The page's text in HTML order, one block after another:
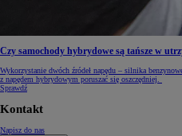
Czy samochody hybrydowe są tańsze w
Wykorzystanie dwóch źródeł napędu – silnika
z napędem hybrydowym poruszać się oszczędniej.
Sprawdź
Kontakt
Napisz do nas